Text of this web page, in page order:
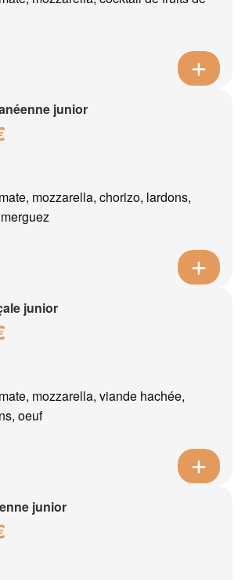
junior
mozzarella, chorizo, lardons,
junior
mozzarella, viande hachée,
oeuf
junior